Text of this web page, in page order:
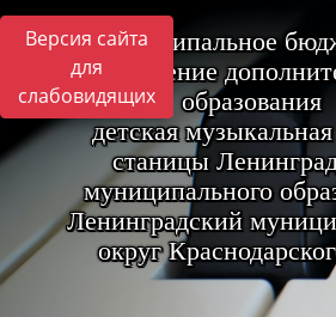
Версия сайта
для
слабовидящих
Муниципальное
учреждение
образования
детская
станицы
муниципального
Ленинградский
округ